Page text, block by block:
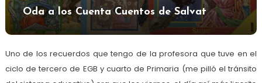
Oda a los Cuenta Cuentos de Salvat
Uno de los recuerdos que tengo de la profesora que tuve en el
ciclo de tercero de EGB y cuarto de Primaria (me pilló el tránsito